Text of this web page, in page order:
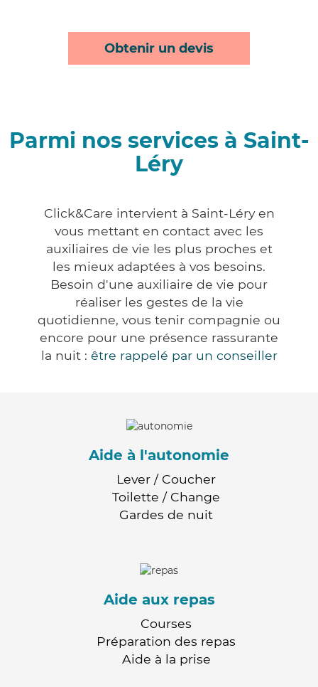
Obtenir un devis
Parmi nos services à Saint-
Léry
Click&Care intervient à Saint-Léry en
vous mettant en contact avec les
auxiliaires de vie les plus proches et
les mieux adaptées à vos besoins.
Besoin d'une auxiliaire de vie pour
réaliser les gestes de la vie
quotidienne, vous tenir compagnie ou
encore pour une présence rassurante
la nuit : être rappelé par un conseiller
Aide à l'autonomie
Lever / Coucher
Toilette / Change
Gardes de nuit
Aide aux repas
Courses
Préparation des repas
Aide à la prise